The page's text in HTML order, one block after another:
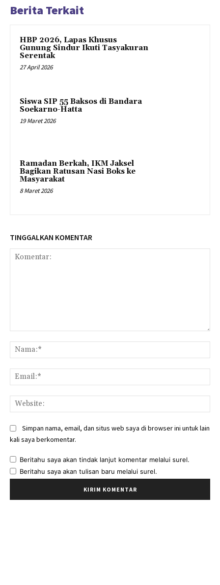
Berita Terkait
HBP 2026, Lapas Khusus
Gunung Sindur Ikuti Tasyakuran
Serentak
27 April 2026
Siswa SIP 55 Baksos di Bandara
Soekarno-Hatta
19 Maret 2026
Ramadan Berkah, IKM Jaksel
Bagikan Ratusan Nasi Boks ke
Masyarakat
8 Maret 2026
TINGGALKAN KOMENTAR
Simpan nama, email, dan situs web saya di browser ini untuk lain
kali saya berkomentar.
Beritahu saya akan tindak lanjut komentar melalui surel.
Beritahu saya akan tulisan baru melalui surel.